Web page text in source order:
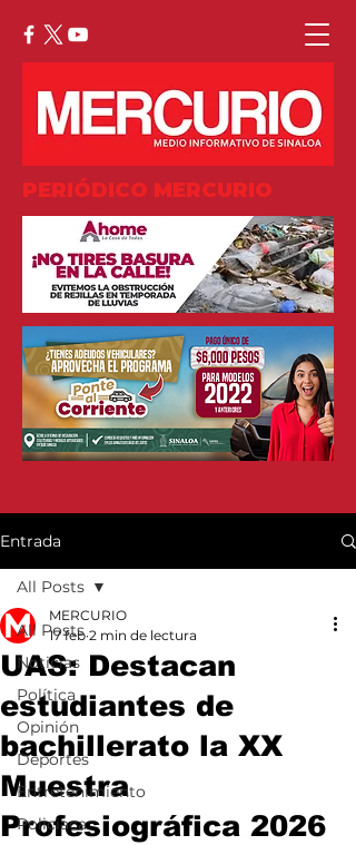
PERIÓDICO MERCURIO
Entrada
All Posts
Noticias
Política
Opinión
Deportes
Entretenimiento
Policiaca
All Posts
UAS: Destacan
estudiantes de
bachillerato la XX
Muestra
Profesiográfica 2026
MERCURIO
17 feb 2 min de lectura